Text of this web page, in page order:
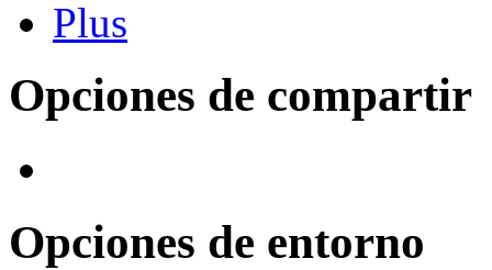
Opciones de compartir
Opciones de entorno